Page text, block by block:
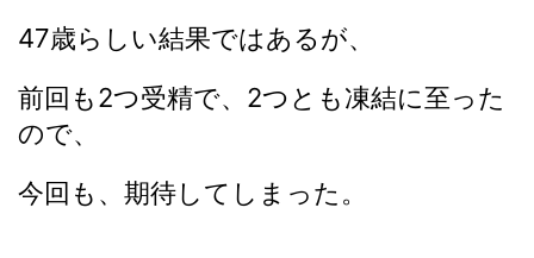
47歳らしい結果ではあるが、
前回も2つ受精で、2つとも凍結に至った
ので、
今回も、期待してしまった。